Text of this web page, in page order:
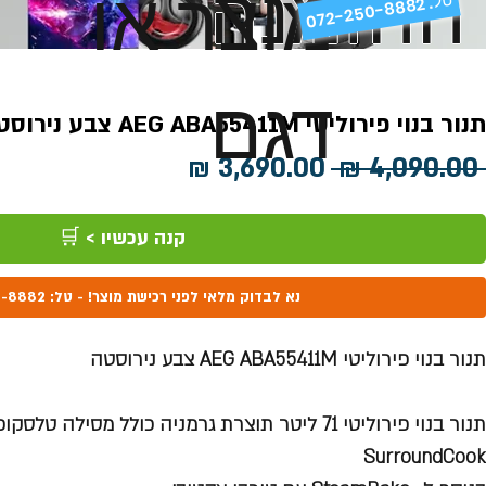
מוצר או
דגםתנור בנוי פירוליטי AEG ABA55411M צבע נירוסטה
‏4,090.00 ‏₪
מחיר
רגיל
מבצע
קנה עכשיו > 🛒
נא לבדוק מלאי לפני רכישת מוצר! - טל: 072-250-8882
תנור בנוי פירוליטי AEG ABA55411M צבע נירוסטה
תנור בנוי פירוליטי 71 ליטר תוצרת גרמניה כולל מסילה
SurroundCook
072-250-8882 .